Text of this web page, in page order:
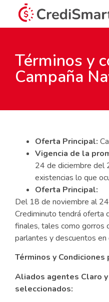
Términos y
Campaña
Oferta Principal:
Vigencia de la
24 de diciembre del
existencias lo que
Oferta Principal:
Del 18 de noviembre al
Crediminuto tendrá oferta
finales, tales como gorros
parlantes y descuentos en
Términos y Condiciones
Aliados agentes Claro
seleccionados: